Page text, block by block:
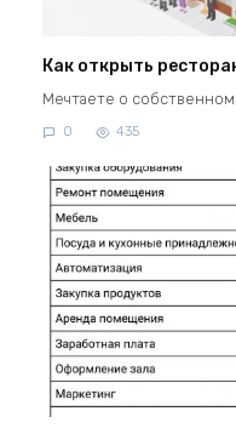
Как открыть
Мечтаете о собственном
0 435